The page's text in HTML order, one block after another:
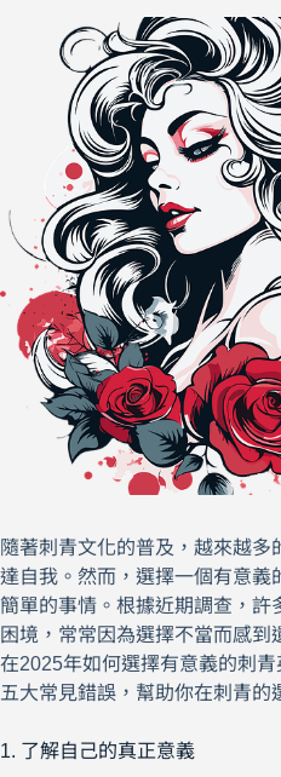
隨著刺青文化的普及，越來越多
達自我。然而，選擇一個有意義
簡單的事情。根據近期調查，許
困境，常常因為選擇不當而感到
在2025年如何選擇有意義的刺
五大常見錯誤，幫助你在刺青的
1. 了解自己的真正意義